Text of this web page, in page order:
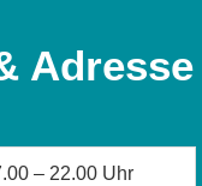
Adresse
– 22.00 Uhr